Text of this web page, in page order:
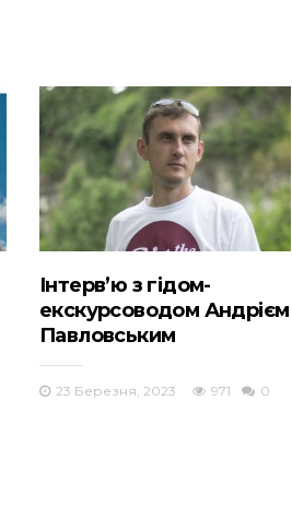
Інтерв’ю з гідом-
екскурсоводом Андрієм
Павловським
23 Березня, 2023 971 0